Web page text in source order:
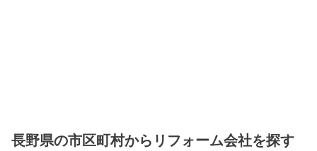
長野県の市区町村からリフォーム会社を探す